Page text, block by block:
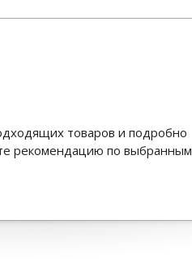
товаров и подробно
рекомендацию по выбранным